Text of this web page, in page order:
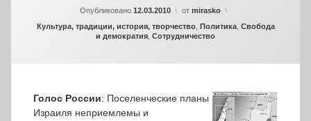
Опубликовано 12.03.2010 от mirasko
Рубрики:
Культура, традиции, история, творчество, Политика, Свобода
и демократия Сотрудничество
Голос России: Поселенческие планы
Израиля неприемлемы и